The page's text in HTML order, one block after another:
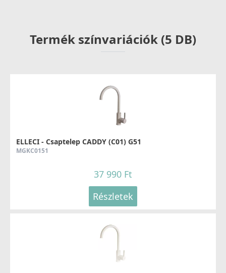
Termék színvariációk (5 DB)
ELLECI - Csaptelep CADDY (C01) G51
MGKC0151
37 990 Ft
Részletek